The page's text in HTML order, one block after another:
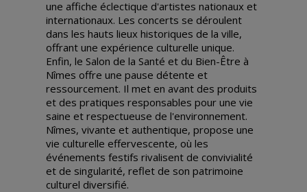
une affiche éclectique d'artistes nationaux et
internationaux. Les concerts se déroulent
dans les hauts lieux historiques de la ville,
offrant une expérience culturelle unique.
Enfin, le Salon de la Santé et du Bien-Être à
Nîmes offre une pause détente et
ressourcement. Il met en avant des produits
et des pratiques responsables pour une vie
saine et respectueuse de l'environnement.
Nîmes, vivante et authentique, propose une
vie culturelle effervescente, où les
événements festifs rivalisent de convivialité
et de singularité, reflet de son patrimoine
culturel diversifié.